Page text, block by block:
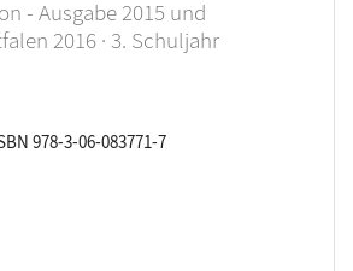
- Ausgabe 2015 und
2016 · 3. Schuljahr
978-3-06-083771-7